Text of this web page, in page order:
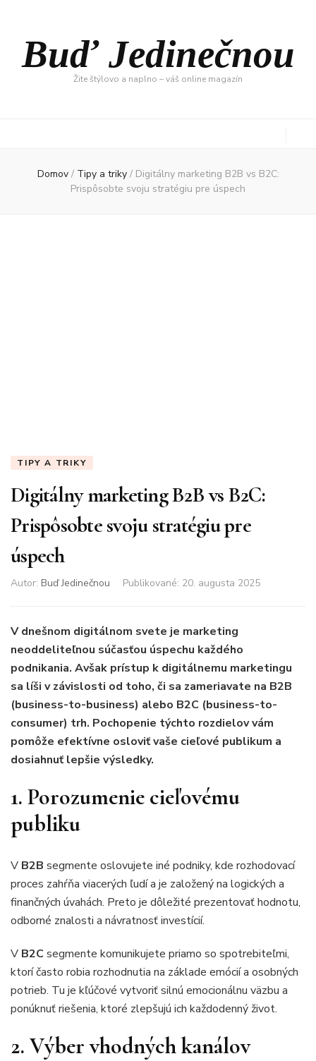
Buď Jedinečnou
Žite štýlovo a naplno – váš online magazín
Domov / Tipy a triky / Digitálny marketing B2B vs B2C:
Prispôsobte svoju stratégiu pre úspech
TIPY A TRIKY
Digitálny marketing B2B vs B2C:
Prispôsobte svoju stratégiu pre
úspech
Autor: Buď Jedinečnou Publikované: 20. augusta 2025
V dnešnom digitálnom svete je marketing
neoddeliteľnou súčasťou úspechu každého
podnikania. Avšak prístup k digitálnemu marketingu
sa líši v závislosti od toho, či sa zameriavate na B2B
(business-to-business) alebo B2C (business-to-
consumer) trh. Pochopenie týchto rozdielov vám
pomôže efektívne osloviť vaše cieľové publikum a
dosiahnuť lepšie výsledky.
1. Porozumenie cieľovému
publiku
V B2B segmente oslovujete iné podniky, kde rozhodovací
proces zahŕňa viacerých ľudí a je založený na logických a
finančných úvahách. Preto je dôležité prezentovať hodnotu,
odborné znalosti a návratnosť investícií.
V B2C segmente komunikujete priamo so spotrebiteľmi,
ktorí často robia rozhodnutia na základe emócií a osobných
potrieb. Tu je kľúčové vytvoriť silnú emocionálnu väzbu a
ponúknuť riešenia, ktoré zlepšujú ich každodenný život.
2. Výber vhodných kanálov